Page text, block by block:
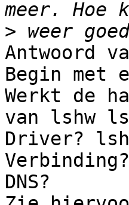
>
Antwoord
Begin met
Werkt de
van lshw
Driver?
DNS?